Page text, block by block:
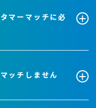
マーマッチに必
ッチしません